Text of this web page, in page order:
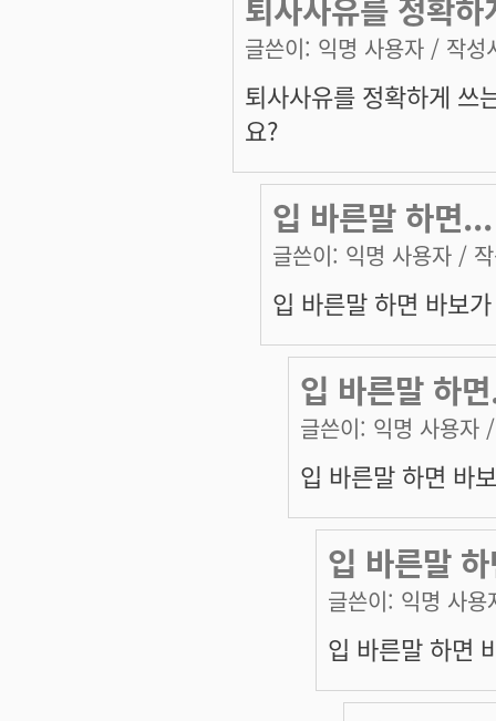
퇴사사유를 정확
글쓴이: 익명 사용자 / 작성
퇴사사유를 정확하게 쓰
요?
입 바른말 하면...
글쓴이: 익명 사용자 /
입 바른말 하면 바보
입 바른말 하
글쓴이: 익명 사용자
입 바른말 하면 바
입 바른말
글쓴이: 익명 사용
입 바른말 하면